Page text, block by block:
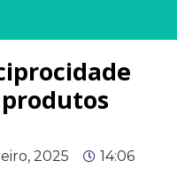
2025 14:06